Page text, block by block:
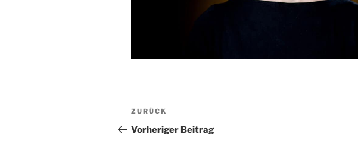
Beitragsnavigation
Vorheriger
Beitrag
ZURÜCK
Vorheriger Beitrag